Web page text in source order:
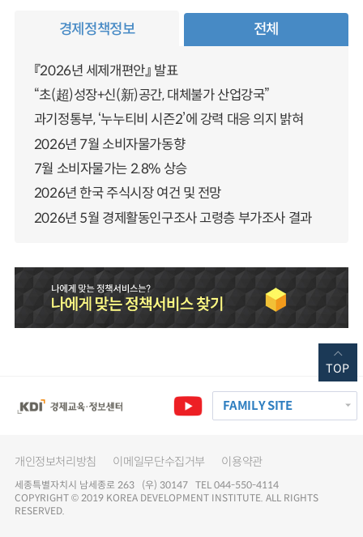
경제정책정보 전체
『2026년 세제개편안』 발표
“초(超)성장+신(新)공간, 대체불가 산업강국”
과기정통부, ‘누누티비 시즌2’에 강력 대응 의지 밝혀
2026년 7월 소비자물가동향
7월 소비자물가는 2.8% 상승
2026년 한국 주식시장 여건 및 전망
2026년 5월 경제활동인구조사 고령층 부가조사 결과
FAMILY SITE
개인정보처리방침 이메일무단수집거부 이용약관
세종특별자치시 남세종로 263 (우) 30147 TEL 044-550-4114
COPYRIGHT © 2019 KOREA DEVELOPMENT INSTITUTE. ALL RIGHTS
RESERVED.
TOP